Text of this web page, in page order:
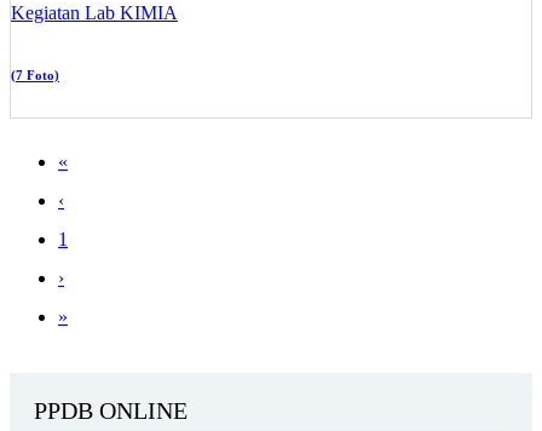
Kegiatan Lab KIMIA
(7 Foto)
«
‹
1
›
»
PPDB ONLINE